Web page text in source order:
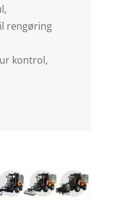
rengøring
kontrol,